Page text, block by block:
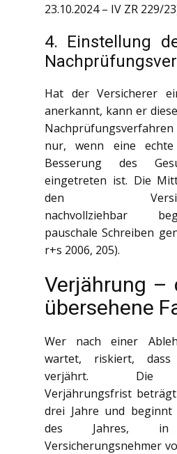
23.10.2024 – IV ZR 229/
4. Einstellung
Hat der Versicherer
anerkannt, kann er
nur, wenn eine
Besserung des
eingetreten ist. Die
den
nachvollziehbar
pauschale Schreiben
r+s 2006, 205).
Verjährung –
übersehene
Wer nach einer
wartet, riskiert, dass
verjährt. Die
Verjährungsfrist
drei Jahre und beginnt
des Jahres,
Versicherungsnehmer